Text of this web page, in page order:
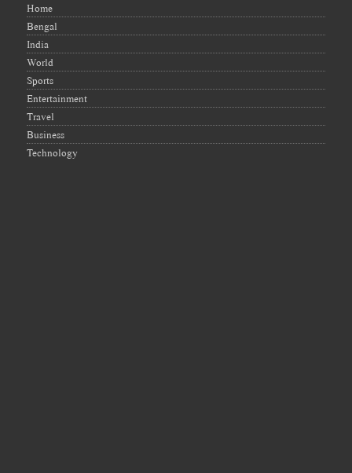
Home
Bengal
India
World
Sports
Entertainment
Travel
Business
Technology